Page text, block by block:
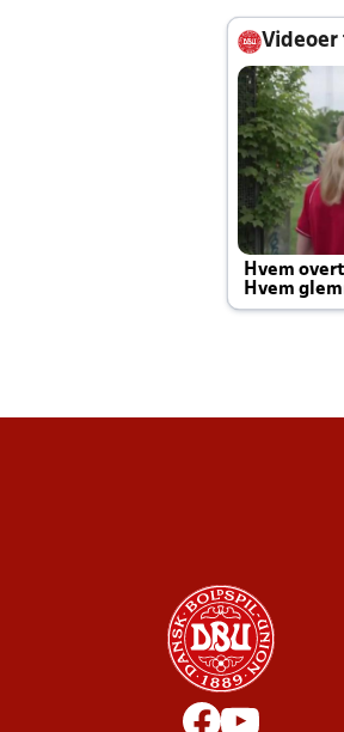
Videoer
Hvem
Hvem
Joachim